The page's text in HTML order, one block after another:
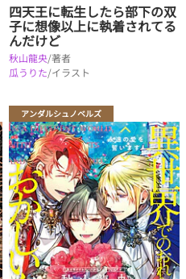
四天王に転生したら部下の双
子に想像以上に執着されてる
んだけど
秋山龍央/著者
瓜うりた/イラスト
アンダルシュノベルズ